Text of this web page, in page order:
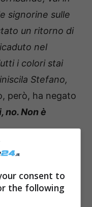
signorine sulle
un ritorno di
nel
i colori stai
Stefano,
però, ha negato
no. Non è
di intimità
finisce male |
consent to
the following